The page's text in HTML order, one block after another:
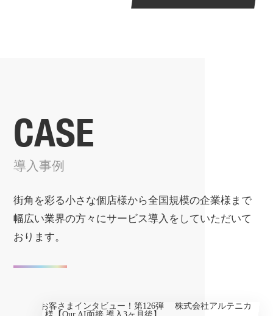
CASE
導入事例
街角を彩る小さな個店様から全国規模の企業様まで
幅広い業界の方々にサービス導入をしていただいて
おります。